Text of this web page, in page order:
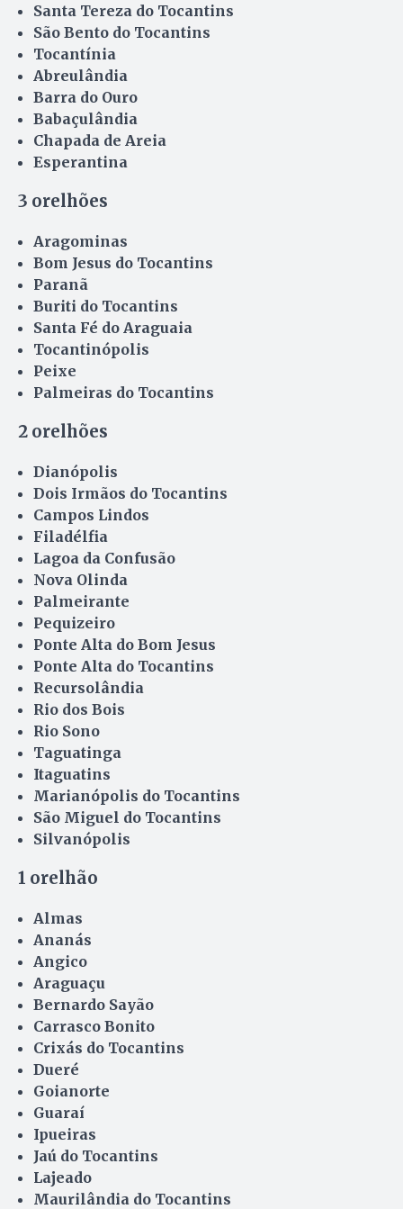
Santa Tereza do Tocantins
São Bento do Tocantins
Tocantínia
Abreulândia
Barra do Ouro
Babaçulândia
Chapada de Areia
Esperantina
3 orelhões
Aragominas
Bom Jesus do Tocantins
Paranã
Buriti do Tocantins
Santa Fé do Araguaia
Tocantinópolis
Peixe
Palmeiras do Tocantins
2 orelhões
Dianópolis
Dois Irmãos do Tocantins
Campos Lindos
Filadélfia
Lagoa da Confusão
Nova Olinda
Palmeirante
Pequizeiro
Ponte Alta do Bom Jesus
Ponte Alta do Tocantins
Recursolândia
Rio dos Bois
Rio Sono
Taguatinga
Itaguatins
Marianópolis do Tocantins
São Miguel do Tocantins
Silvanópolis
1 orelhão
Almas
Ananás
Angico
Araguaçu
Bernardo Sayão
Carrasco Bonito
Crixás do Tocantins
Dueré
Goianorte
Guaraí
Ipueiras
Jaú do Tocantins
Lajeado
Maurilândia do Tocantins